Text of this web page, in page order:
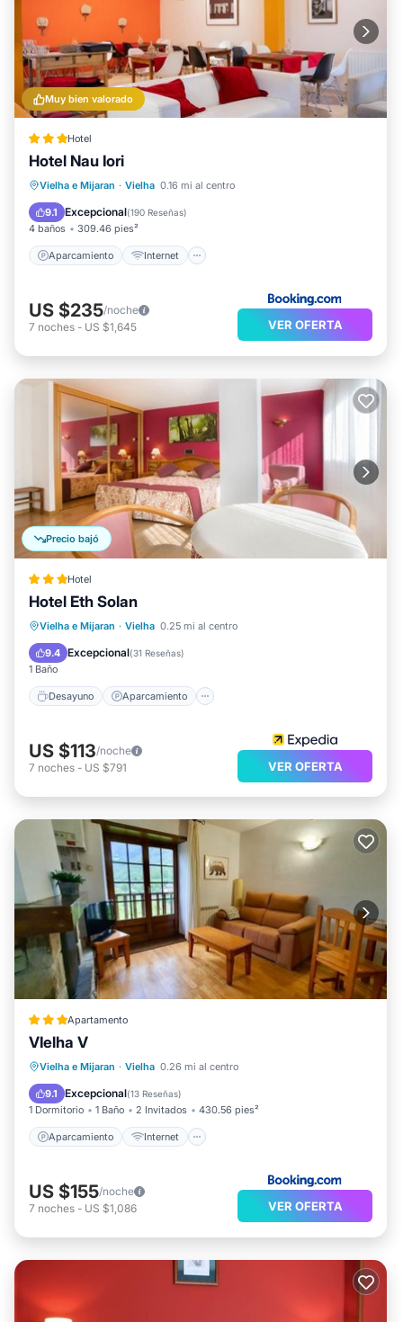
Muy bien valorado
Hotel
Hotel Nau Iori
Vielha e Mijaran · Vielha 0.16 mi al centro
9.1 Excepcional(190 Reseñas)
4 baños 309.46 pies²
Aparcamiento Internet
Aparcamiento
Internet
Apto para niños
US $235/noche
7 noches - US $1,645 VER OFERTA
Precio bajó
Hotel
Hotel Eth Solan
Vielha e Mijaran · Vielha 0.25 mi al centro
9.4 Excepcional(31 Reseñas)
1 Baño
Desayuno Aparcamiento
Desayuno Aparcamiento
Esquí
US $113/noche
7 noches - US $791 VER OFERTA
Apartamento
VIelha V
Vielha e Mijaran · Vielha 0.26 mi al centro
9.1 Excepcional(13 Reseñas)
1 Dormitorio 1 Baño 2 Invitados 430.56 pies²
Aparcamiento Internet
Aparcamiento
Internet
Apto para niños
US $155/noche
7 noches - US $1,086 VER OFERTA